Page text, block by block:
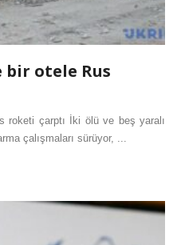
bir otele Rus
roketi çarptı İki ölü ve beş yaralı
çalışmaları sürüyor, ...